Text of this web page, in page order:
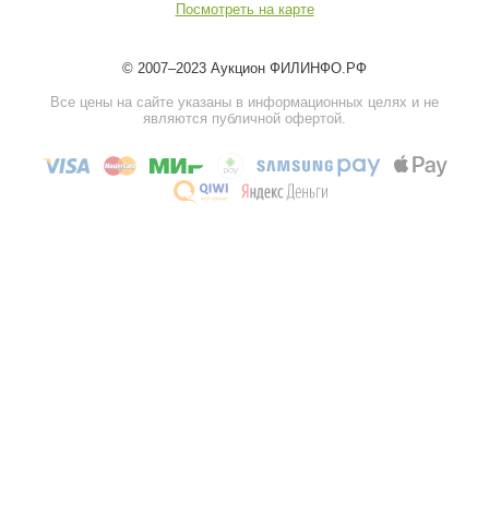
Посмотреть на карте
© 2007–2023 Аукцион ФИЛИНФО.РФ
Все цены на сайте указаны в информационных целях и не
являются публичной офертой.